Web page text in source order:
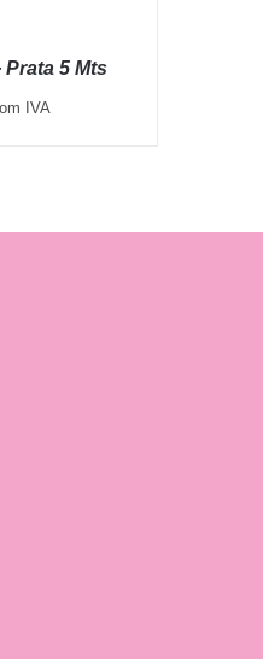
5 Mts
IVA